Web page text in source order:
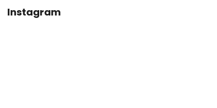
Instagram